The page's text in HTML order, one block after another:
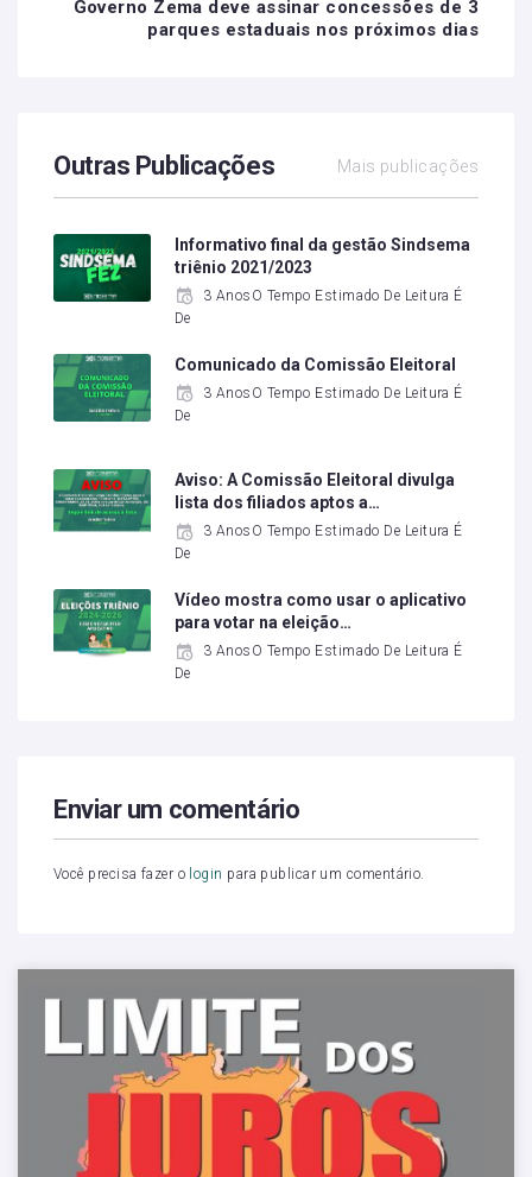
Governo Zema deve assinar concessões de 3
parques estaduais nos próximos dias
Outras Publicações Mais publicações
Informativo final da gestão Sindsema
triênio 2021/2023
3 AnosO Tempo Estimado De Leitura É
De
Comunicado da Comissão Eleitoral
3 AnosO Tempo Estimado De Leitura É
De
Aviso: A Comissão Eleitoral divulga
lista dos filiados aptos a…
3 AnosO Tempo Estimado De Leitura É
De
Vídeo mostra como usar o aplicativo
para votar na eleição…
3 AnosO Tempo Estimado De Leitura É
De
Enviar um comentário
Você precisa fazer o login para publicar um comentário.